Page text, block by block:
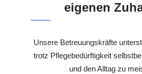
eigenen
Unsere Betreuungskräfte
trotz Pflegebedürftigkeit
und den Alltag zu